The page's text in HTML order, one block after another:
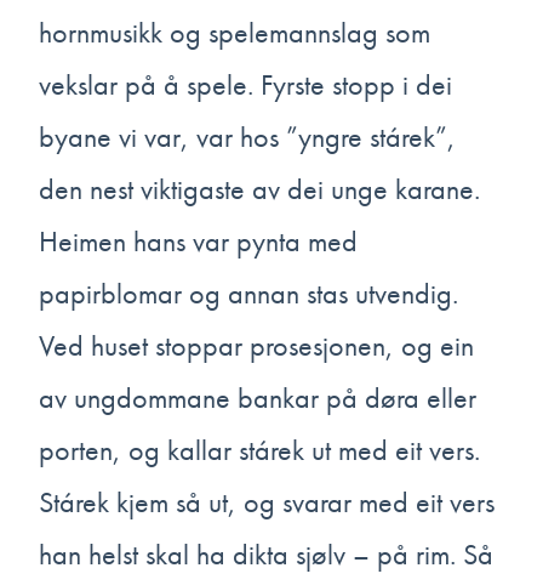
hornmusikk og spelemannslag som
vekslar på å spele. Fyrste stopp i dei
byane vi var, var hos ”yngre stárek”,
den nest viktigaste av dei unge karane.
Heimen hans var pynta med
papirblomar og annan stas utvendig.
Ved huset stoppar prosesjonen, og ein
av ungdommane bankar på døra eller
porten, og kallar stárek ut med eit vers.
Stárek kjem så ut, og svarar med eit vers
han helst skal ha dikta sjølv – på rim. Så